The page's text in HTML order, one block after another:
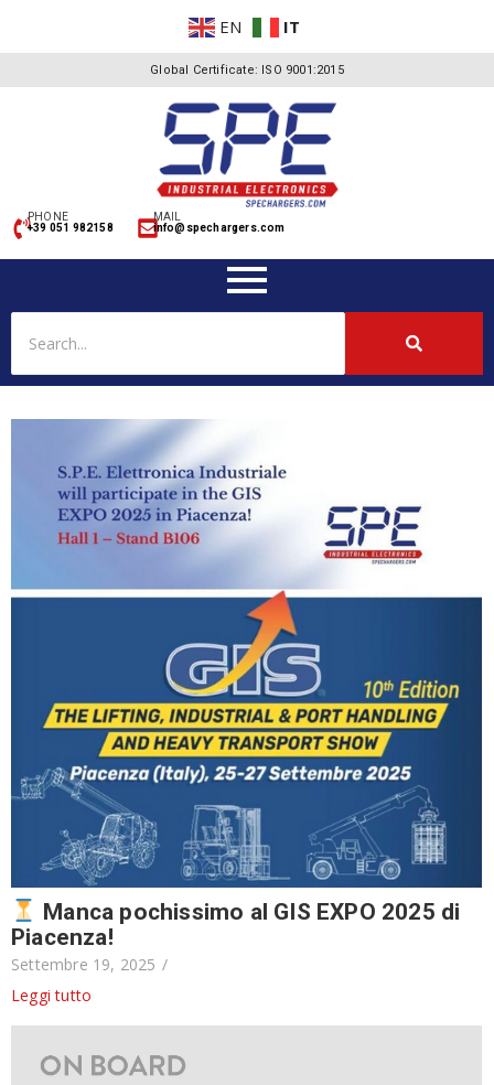
EN IT
Global Certificate: ISO 9001:2015
PHONE
+39 051 982158
MAIL
info@spechargers.com
Manca pochissimo al GIS EXPO 2025 di
Piacenza!
Settembre 19, 2025 /
Leggi tutto